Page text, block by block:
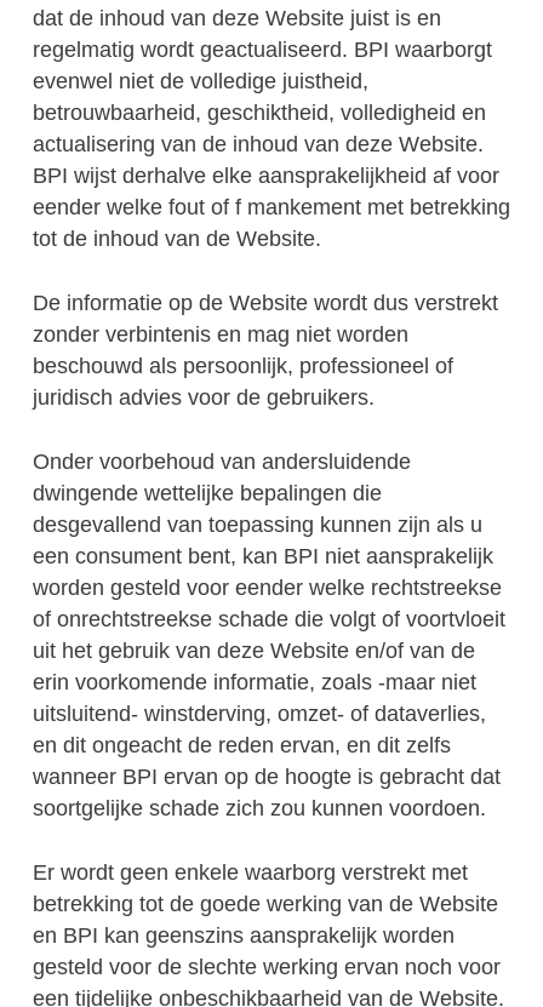
dat de inhoud van deze Website juist is en
regelmatig wordt geactualiseerd. BPI waarborgt
evenwel niet de volledige juistheid,
betrouwbaarheid, geschiktheid, volledigheid en
actualisering van de inhoud van deze Website.
BPI wijst derhalve elke aansprakelijkheid af voor
eender welke fout of f mankement met betrekking
tot de inhoud van de Website.
De informatie op de Website wordt dus verstrekt
zonder verbintenis en mag niet worden
beschouwd als persoonlijk, professioneel of
juridisch advies voor de gebruikers.
Onder voorbehoud van andersluidende
dwingende wettelijke bepalingen die
desgevallend van toepassing kunnen zijn als u
een consument bent, kan BPI niet aansprakelijk
worden gesteld voor eender welke rechtstreekse
of onrechtstreekse schade die volgt of voortvloeit
uit het gebruik van deze Website en/of van de
erin voorkomende informatie, zoals -maar niet
uitsluitend- winstderving, omzet- of dataverlies,
en dit ongeacht de reden ervan, en dit zelfs
wanneer BPI ervan op de hoogte is gebracht dat
soortgelijke schade zich zou kunnen voordoen.
Er wordt geen enkele waarborg verstrekt met
betrekking tot de goede werking van de Website
en BPI kan geenszins aansprakelijk worden
gesteld voor de slechte werking ervan noch voor
een tijdelijke onbeschikbaarheid van de Website.